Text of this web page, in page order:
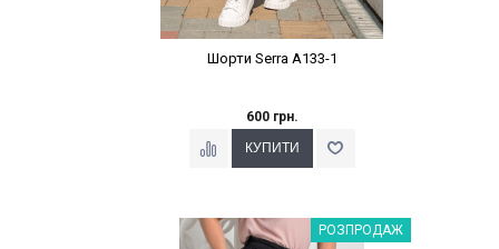
Шорти Serra A133-1
600 грн.
Наклейки Варіант з %РОЗПРОДАЖ